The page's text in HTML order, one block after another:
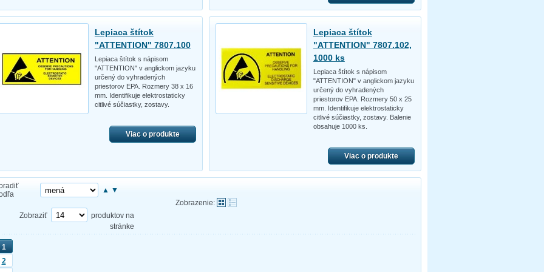
Lepiaca štítok
"ATTENTION" 7807.100
Lepiaca štítok s nápisom
"ATTENTION" v anglickom jazyku
určený do vyhradených
priestorov EPA. Rozmery 38 x 16
mm. Identifikuje elektrostaticky
citlivé súčiastky, zostavy.
Viac o produkte
Lepiaca štítok
"ATTENTION" 7807.102,
1000 ks
Lepiaca štítok s nápisom
"ATTENTION" v anglickom jazyku
určený do vyhradených
priestorov EPA. Rozmery 50 x 25
mm. Identifikuje elektrostaticky
citlivé súčiastky, zostavy. Balenie
obsahuje 1000 ks.
Viac o produkte
▲ ▼
Zobrazenie:
Zobraziť
produktov na
stránke
1
2